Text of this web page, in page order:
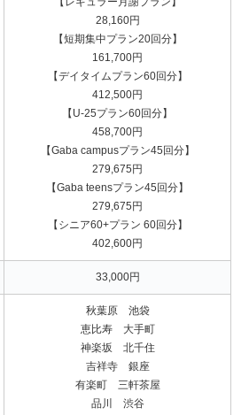
28,160円
【短期集中プラン20回分】
161,700円
【デイタイムプラン60回分】
412,500円
【U-25プラン60回分】
458,700円
【Gaba campusプラン45回分】
279,675円
【Gaba teensプラン45回分】
279,675円
【シニア60+プラン 60回分】
402,600円
33,000円
秋葉原 池袋
恵比寿 大手町
神楽坂 北千住
吉祥寺 銀座
有楽町 三軒茶屋
品川 渋谷